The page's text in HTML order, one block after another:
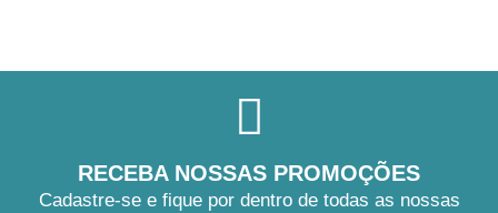
RECEBA NOSSAS PROMOÇÕES
Cadastre-se e fique por dentro de todas as nossas